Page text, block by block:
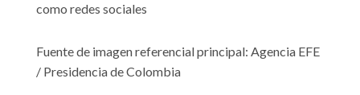
como redes sociales
Fuente de imagen referencial principal: Agencia EFE
/ Presidencia de Colombia